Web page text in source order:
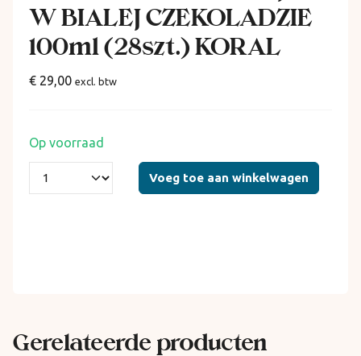
W BIALEJ CZEKOLADZIE
100ml (28szt.) KORAL
€ 29,00 excl. btw
Op voorraad
Voeg toe aan winkelwagen
Gerelateerde producten